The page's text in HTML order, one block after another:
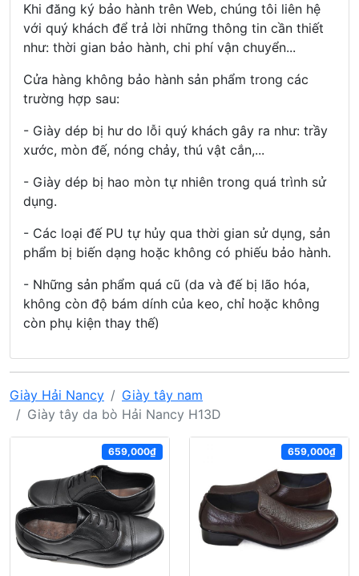
Khi đăng ký bảo hành trên Web, chúng tôi liên hệ
với quý khách để trả lời những thông tin cần thiết
như: thời gian bảo hành, chi phí vận chuyển...
Cửa hàng không bảo hành sản phẩm trong các
trường hợp sau:
- Giày dép bị hư do lỗi quý khách gây ra như: trầy
xước, mòn đế, nóng chảy, thú vật cắn,...
- Giày dép bị hao mòn tự nhiên trong quá trình sử
dụng.
- Các loại đế PU tự hủy qua thời gian sử dụng, sản
phẩm bị biến dạng hoặc không có phiếu bảo hành.
- Những sản phẩm quá cũ (da và đế bị lão hóa,
không còn độ bám dính của keo, chỉ hoặc không
còn phụ kiện thay thế)
Giày Hải Nancy
Giày tây nam
Giày tây da bò Hải Nancy H13D
659,000₫ 659,000₫